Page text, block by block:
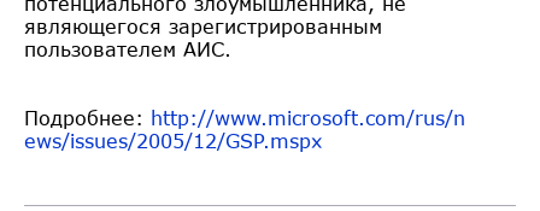
являющегося зарегистрированным
пользователем АИС.
Подробнее: http://www.microsoft.com/rus/n
ews/issues/2005/12/GSP.mspx